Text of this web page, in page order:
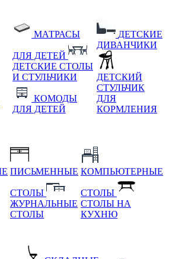
МАТРАСЫ
ДЛЯ ДЕТЕЙ
ДЕТСКИЕ СТОЛЫ
И СТУЛЬЧИКИ
КОМОДЫ
ДЛЯ ДЕТЕЙ
ДЕТСКИЕ
ДИВАНЧИКИ
ДЕТСКИЙ
СТУЛЬЧИК
ДЛЯ
КОРМЛЕНИЯ
ПИСЬМЕННЫЕ
СТОЛЫ
ЖУРНАЛЬНЫЕ
СТОЛЫ
КОМПЬЮТЕРНЫЕ
СТОЛЫ
СТОЛЫ НА
КУХНЮ